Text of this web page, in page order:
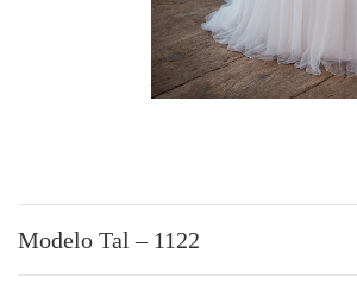
De 499 a 749 €
De 750 a 999 €
De 1000 a 1249 €
De 1250 a 1499 €
POR MARCA
Atelier Nuptial 2027
Modelo Tal – 1122